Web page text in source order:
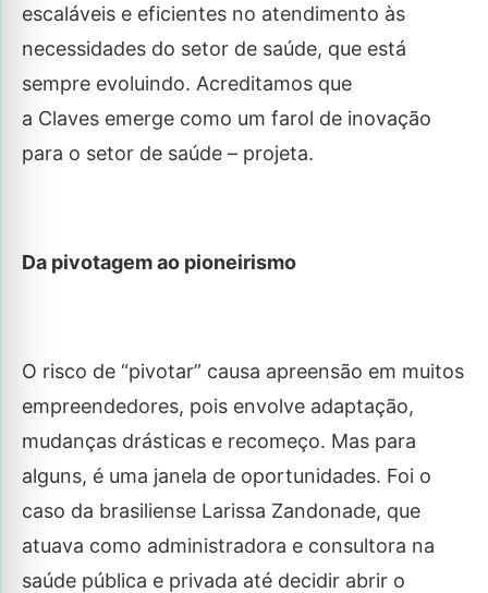
escaláveis e eficientes no atendimento às
necessidades do setor de saúde, que está
sempre evoluindo. Acreditamos que
a Claves emerge como um farol de inovação
para o setor de saúde – projeta.
Da pivotagem ao pioneirismo
O risco de “pivotar” causa apreensão em muitos
empreendedores, pois envolve adaptação,
mudanças drásticas e recomeço. Mas para
alguns, é uma janela de oportunidades. Foi o
caso da brasiliense Larissa Zandonade, que
atuava como administradora e consultora na
saúde pública e privada até decidir abrir o